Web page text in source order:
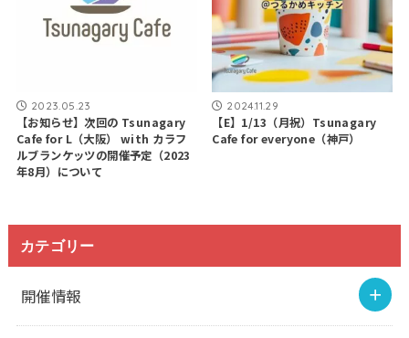
2023.05.23
【お知らせ】次回の Tsunagary
Cafe for L（大阪） with カラフ
ルブランケッツの開催予定（2023
年8月）について
2024.11.29
【E】1/13（月祝）Tsunagary
Cafe for everyone（神戸）
カテゴリー
開催情報